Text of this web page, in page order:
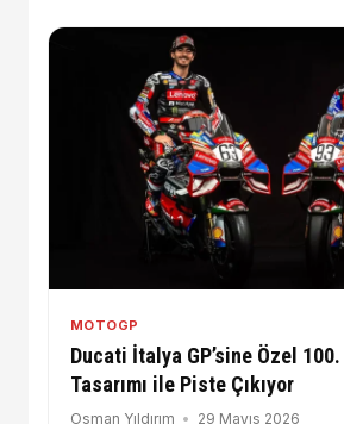
MOTOGP
Ducati İtalya GP’sine Özel 100.
Tasarımı ile Piste Çıkıyor
Osman Yıldırım 29 Mayıs 2026